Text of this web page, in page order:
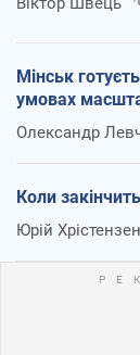
Мінськ
умовах
Олександр
Коли
Юрій Хрістензен